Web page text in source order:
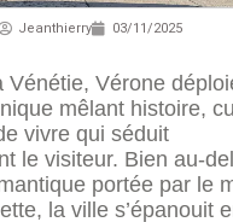
Jeanthierry 03/11/2025
Vérone
mêlant histoire,
vivre qui séduit
le visiteur. Bien au-
portée par le
la ville s’épanouit